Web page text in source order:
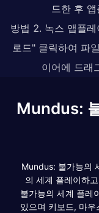
드한 후
방법 2. 녹스 앱플
로드" 클릭하여 파
이어에 드래
Mundus:
Mundus: 불가능의
의 세계 플레이하
불가능의 세계 플레
있으며 키보드, 마